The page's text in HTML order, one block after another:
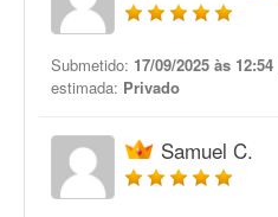
Submetido: 17/09/2025 às 12:54
estimada: Privado
Samuel C.